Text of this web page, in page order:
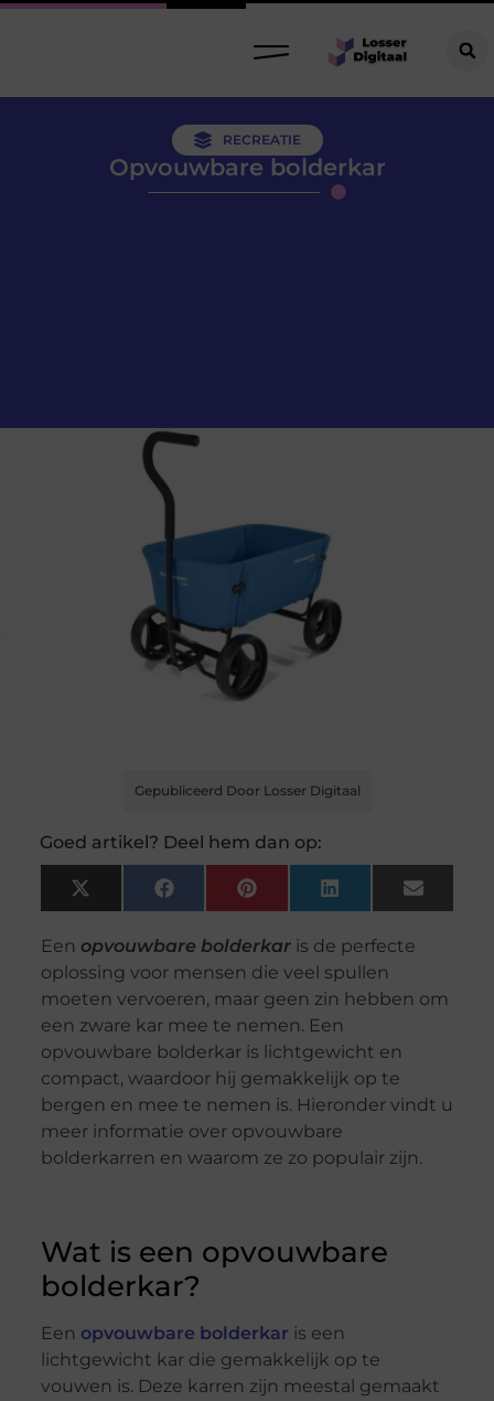
RECREATIE
Opvouwbare bolderkar
Gepubliceerd Door Losser Digitaal
Goed artikel? Deel hem dan op:
X
(Twitter)
FacebookPinterest LinkedIn Email
Een opvouwbare bolderkaris de perfecte
oplossing voor mensen die veel spullen
moeten vervoeren, maar geen zin hebben om
een zware kar mee te nemen. Een
opvouwbare bolderkar is lichtgewicht en
compact, waardoor hij gemakkelijk op te
bergen en mee te nemen is. Hieronder vindt u
meer informatie over opvouwbare
bolderkarren en waarom ze zo populair zijn.
Wat is een opvouwbare
bolderkar?
Een opvouwbare bolderkar is een
lichtgewicht kar die gemakkelijk op te
vouwen is. Deze karren zijn meestal gemaakt